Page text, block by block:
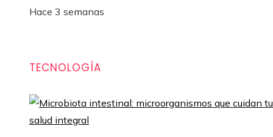
Hace 3 semanas
TECNOLOGÍA